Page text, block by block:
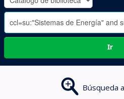
-
Ir
Búsqueda